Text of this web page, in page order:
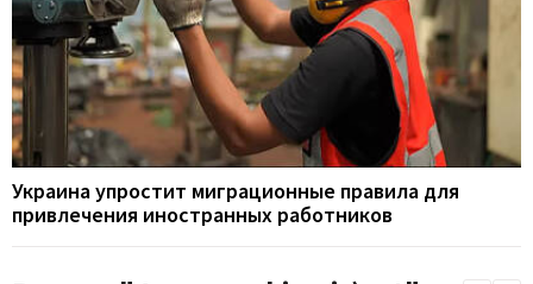
Украина упростит миграционные правила для
привлечения иностранных работников